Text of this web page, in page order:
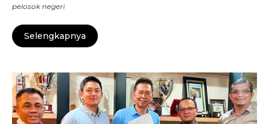
pelosok negeri
Selengkapnya